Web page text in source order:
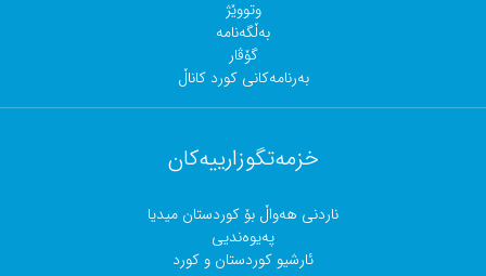
وتووێژ
بەڵگەنامە
گۆڤار
بەرنامەکانی کورد کاناڵ
خزمەتگوزارییەکان
ناردنی هەواڵ بۆ کوردستان میدیا
پەیوەندیی
ئارشیو کوردستان و کورد